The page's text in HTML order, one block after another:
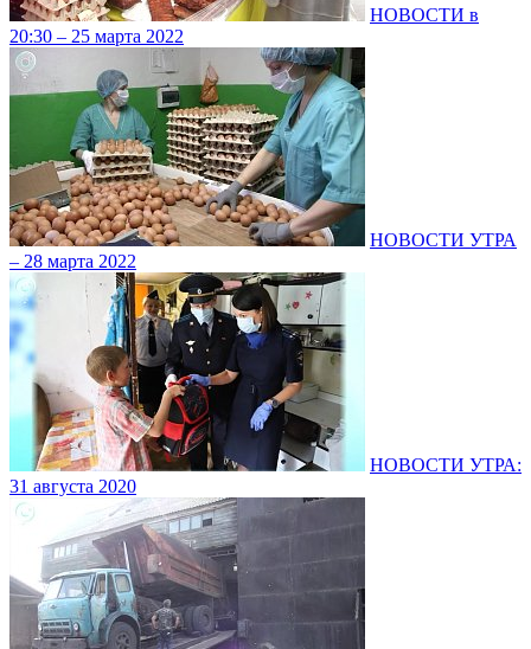
НОВОСТИ в
20:30 – 25 марта 2022
НОВОСТИ УТРА
– 28 марта 2022
НОВОСТИ УТРА:
31 августа 2020